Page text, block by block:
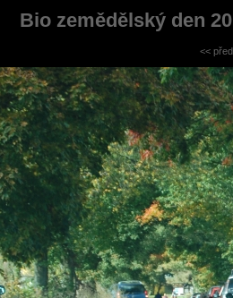
Bio zemědělský den
<<